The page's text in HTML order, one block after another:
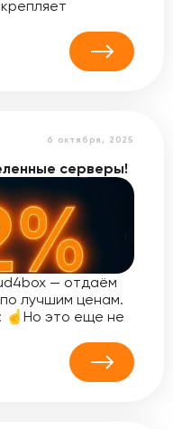
6 октября, 2025
серверы!
— отдаём
лучшим ценам.
☝️Но это еще не